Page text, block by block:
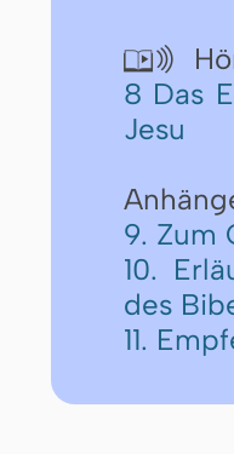

8 Das
Jesu
9. Zum
10.
des
11.